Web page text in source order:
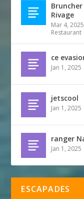
Rivage
Mar 4, 2025
Restaurant
ce
Jan 1, 2025
jetscool
Jan 1, 2025
ranger
Jan 1, 2025
ESCAPADES